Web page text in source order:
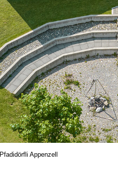
Pfadidörfli Appenzell